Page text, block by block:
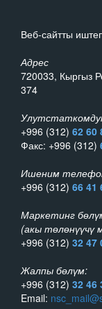
Веб-сайтты
Адрес
720033, Кыргыз
374
+996 (312) 62 60
Факс: +996 (312)
Ишеним
+996 (312) 66 41
Маркетинг
(акы төлөнүүчү
+996 (312) 32 47
Жалпы бөлүм:
+996 (312) 32 46
Email: